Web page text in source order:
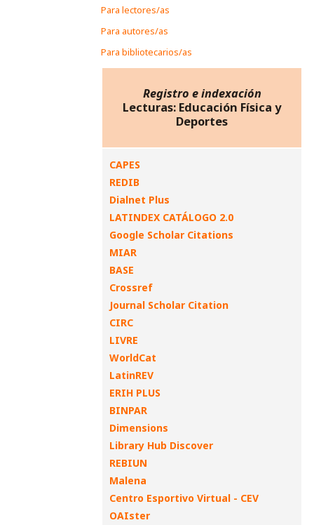
Para lectores/as
Para autores/as
Para bibliotecarios/as
Registro e indexación
Lecturas: Educación Física y
Deportes
CAPES
REDIB
Dialnet Plus
LATINDEX CATÁLOGO 2.0
Google Scholar Citations
MIAR
BASE
Crossref
Journal Scholar Citation
CIRC
LIVRE
WorldCat
LatinREV
ERIH PLUS
BINPAR
Dimensions
Library Hub Discover
REBIUN
Malena
Centro Esportivo Virtual - CEV
OAIster